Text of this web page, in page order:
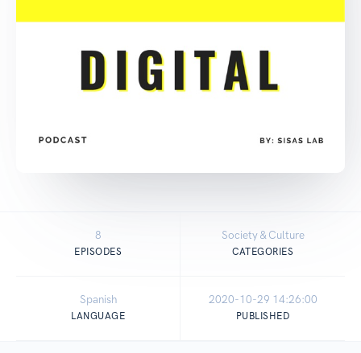
8
EPISODES
Society & Culture
CATEGORIES
Spanish
LANGUAGE
2020-10-29 14:26:00
PUBLISHED